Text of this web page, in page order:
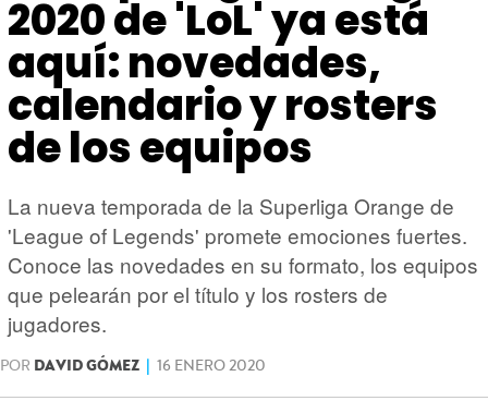
2020 de 'LoL' ya está
aquí: novedades,
calendario y rosters
de los equipos
La nueva temporada de la Superliga Orange de
'League of Legends' promete emociones fuertes.
Conoce las novedades en su formato, los equipos
que pelearán por el título y los rosters de
jugadores.
POR DAVID GÓMEZ | 16 ENERO 2020